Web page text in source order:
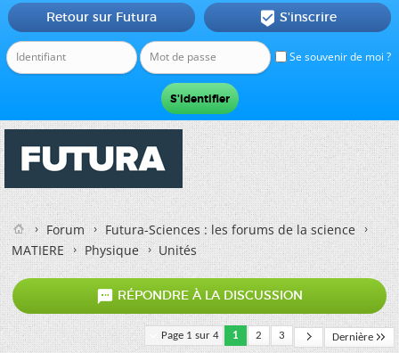
Se souvenir de moi ?
Retour sur Futura  S'inscrire
Forum
Futura-Sciences : les forums de la science
MATIERE
Physique Unités
 RÉPONDRE À LA DISCUSSION
Page 1 sur 4 1 2 3 Dernière